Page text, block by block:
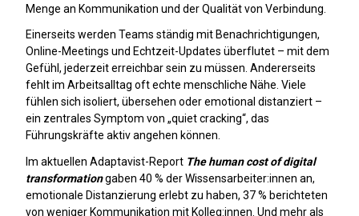
Menge an Kommunikation und der Qualität von Verbindung.
Einerseits werden Teams ständig mit Benachrichtigungen,
Online-Meetings und Echtzeit-Updates überflutet – mit dem
Gefühl, jederzeit erreichbar sein zu müssen. Andererseits
fehlt im Arbeitsalltag oft echte menschliche Nähe. Viele
fühlen sich isoliert, übersehen oder emotional distanziert –
ein zentrales Symptom von „quiet cracking“, das
Führungskräfte aktiv angehen können.
Im aktuellen Adaptavist-Report The human cost of digital
transformationgaben 40 % der Wissensarbeiter:innen an,
emotionale Distanzierung erlebt zu haben, 37 % berichteten
von weniger Kommunikation mit Kolleg:innen. Und mehr als